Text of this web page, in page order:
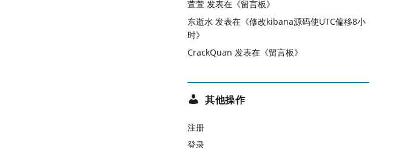
萱萱 发表在《留言板》
东逝水 发表在《修改kibana源码使UTC偏移8小
时》
CrackQuan 发表在《留言板》
其他操作
注册
登录